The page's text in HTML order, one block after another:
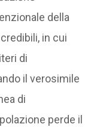
della
in cui
di
il verosimile
di
perde il